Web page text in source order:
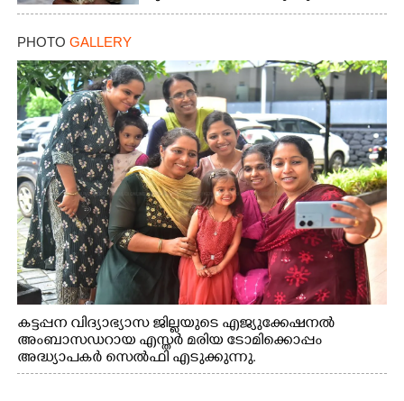
PHOTO GALLERY
കട്ടപ്പന വിദ്യാഭ്യാസ ജില്ലയുടെ എജ്യുക്കേഷനൽ
അംബാസഡറായ എസ്തർ മരിയ ടോമിക്കൊപ്പം
അദ്ധ്യാപകർ സെൽഫി എടുക്കുന്നു.